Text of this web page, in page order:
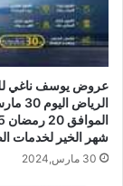
عروض يوسف ناغي
شهر الخير لخدمات
30 مارس,2024